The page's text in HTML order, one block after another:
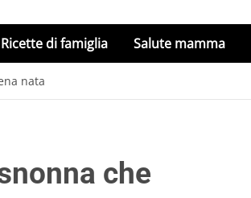
Ricette di famiglia Salute mamma
nata
che